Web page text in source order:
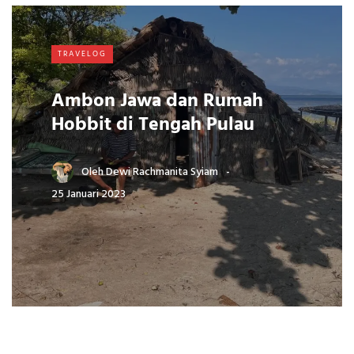
TRAVELOG
Ambon Jawa dan Rumah
Hobbit di Tengah Pulau
OlehDewi Rachmanita Syiam
25 Januari 2023